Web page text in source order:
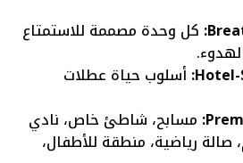
كل وحدة مصممة للاستمتاع
أسلوب حياة عطلات
مسابح، شاطئ خاص، نادي
رياضية، منطقة للأطفال،